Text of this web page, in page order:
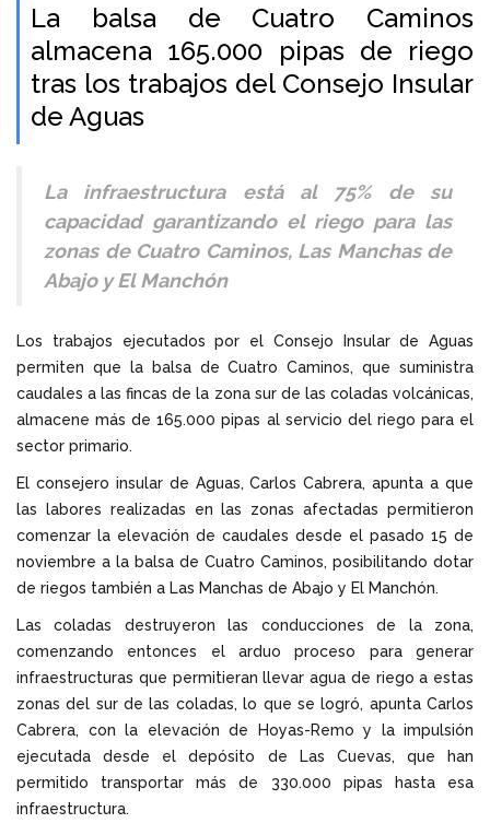
La balsa de Cuatro Caminos
almacena 165.000 pipas de riego
tras los trabajos del Consejo Insular
de Aguas
La infraestructura está al 75% de su
capacidad garantizando el riego para las
zonas de Cuatro Caminos, Las Manchas de
Abajo y El Manchón
Los trabajos ejecutados por el Consejo Insular de Aguas
permiten que la balsa de Cuatro Caminos, que suministra
caudales a las fincas de la zona sur de las coladas volcánicas,
almacene más de 165.000 pipas al servicio del riego para el
sector primario.
El consejero insular de Aguas, Carlos Cabrera, apunta a que
las labores realizadas en las zonas afectadas permitieron
comenzar la elevación de caudales desde el pasado 15 de
noviembre a la balsa de Cuatro Caminos, posibilitando dotar
de riegos también a Las Manchas de Abajo y El Manchón.
Las coladas destruyeron las conducciones de la zona,
comenzando entonces el arduo proceso para generar
infraestructuras que permitieran llevar agua de riego a estas
zonas del sur de las coladas, lo que se logró, apunta Carlos
Cabrera, con la elevación de Hoyas-Remo y la impulsión
ejecutada desde el depósito de Las Cuevas, que han
permitido transportar más de 330.000 pipas hasta esa
infraestructura.